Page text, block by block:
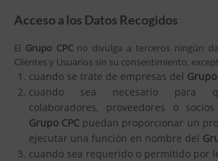
Acceso a los Datos Recogidos
El Grupo CPCno divulga a terceros ningún
Clientes y Usuarios sin su consentimiento,
cuando se trate de empresas del Grupo
cuando sea necesario para
colaboradores, proveedores o
Grupo CPC puedan proporcionar un
ejecutar una función en nombre del
cuando sea requerido o permitido por